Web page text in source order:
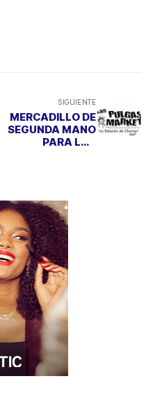
SIGUIENTE
MERCADILLO DE
SEGUNDA MANO
PARA LOS